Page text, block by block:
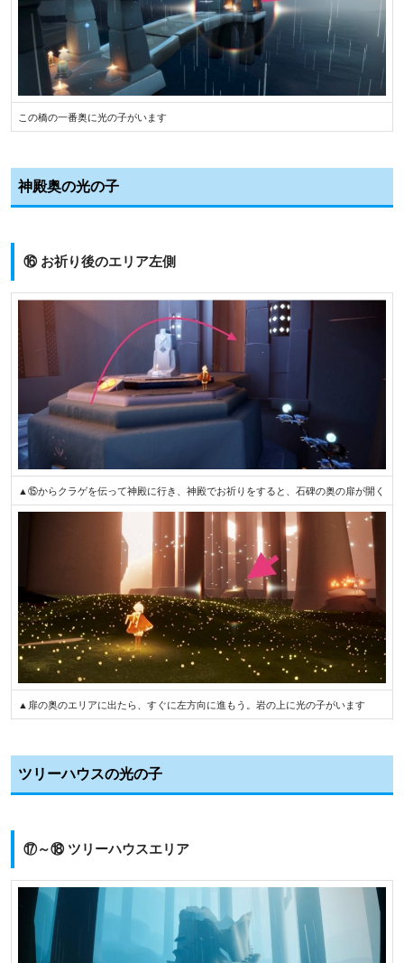
この橋の一番奥に光の子がいます
神殿奥の光の子
⑯ お祈り後のエリア左側
▲⑮からクラゲを伝って神殿に行き、神殿でお祈りをすると、石碑の奥の扉が開く
▲扉の奥のエリアに出たら、すぐに左方向に進もう。岩の上に光の子がいます
ツリーハウスの光の子
⑰～⑱ ツリーハウスエリア